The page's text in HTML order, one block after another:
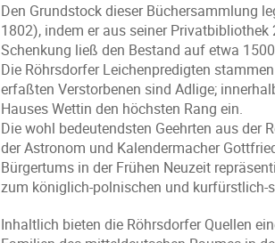
Den Grundstock dieser Büchersammlung
1802), indem er aus seiner
Schenkung ließ den Bestand auf etwa
Die Röhrsdorfer Leichenpredigten
erfaßten Verstorbenen sind Adlige;
Hauses Wettin den höchsten Rang ein.
Die wohl bedeutendsten Geehrten aus der
der Astronom und Kalendermacher
Bürgertums in der Frühen Neuzeit
zum königlich-polnischen und kurfürstlich-
Inhaltlich bieten die Röhrsdorfer Quellen